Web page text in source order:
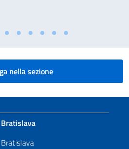
nella sezione